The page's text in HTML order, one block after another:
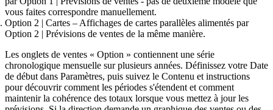
vous faites correspondre manuellement.
Option 2 | Cartes – Affichages de cartes parallèles alimentés par
Option 2 | Prévisions de ventes de la même manière.
Les onglets de ventes « Option » contiennent une série
chronologique mensuelle sur plusieurs années. Définissez votre Date
de début dans Paramètres, puis suivez le Contenu et instructions
pour découvrir comment les périodes s'étendent et comment
maintenir la cohérence des totaux lorsque vous mettez à jour les